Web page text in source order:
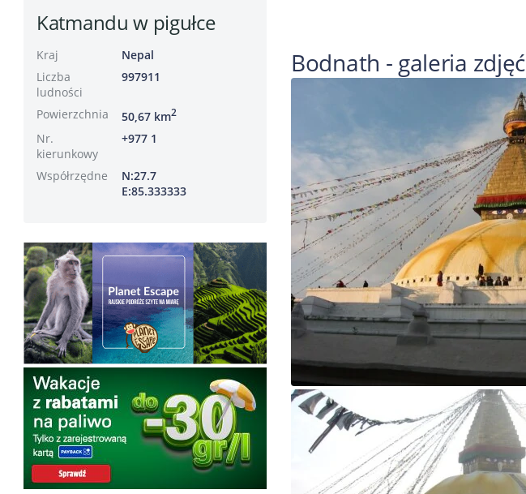
Katmandu w pigułce
Kraj
Nepal
Liczba
ludności
997911
Powierzchnia 50,67 km2
Nr.
kierunkowy
+977 1
Współrzędne
N:27.7
E:85.333333
Bodnath - galeria zdjęć